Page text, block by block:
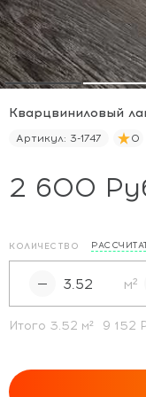
Кварцвиниловый
Артикул: 3-1747 0
2 600
КОЛИЧЕСТВО
м²
Итого 3.52 м² 9 152